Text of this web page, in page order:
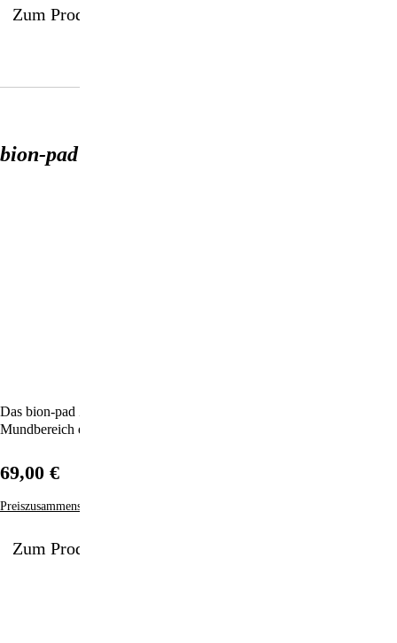
Zum Produkt
bion-pad Zahn
Das bion-pad Zahn wurde speziell für die Anwendung im Kiefer- und
Mundbereich entwickelt.
Zum Produkt
69,00 €
Preiszusammensetzung